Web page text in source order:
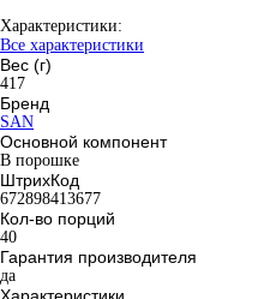
Характеристики:
Все характеристики
Вес (г)
417
Бренд
SAN
Основной компонент
В порошке
ШтрихКод
672898413677
Кол-во порций
40
Гарантия производителя
да